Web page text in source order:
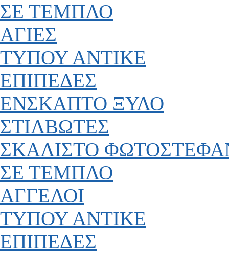
ΣΕ ΤΕΜΠΛΟ
ΑΓΙΕΣ
ΤΥΠΟΥ ΑΝΤΙΚΕ
ΕΠΙΠΕΔΕΣ
ΕΝΣΚΑΠΤΟ ΞΥΛΟ
ΣΤΙΛΒΩΤΕΣ
ΣΚΑΛΙΣΤΟ
ΣΕ ΤΕΜΠΛΟ
ΑΓΓΕΛΟΙ
ΤΥΠΟΥ ΑΝΤΙΚΕ
ΕΠΙΠΕΔΕΣ